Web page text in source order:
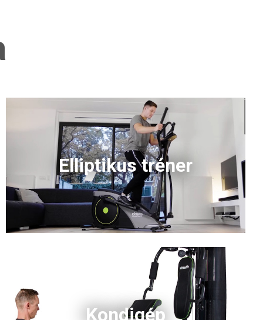
Elliptikus tréner
Kondigép